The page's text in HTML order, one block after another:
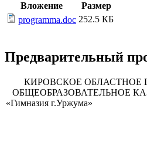
Вложение
Размер
programma.doc 252.5 КБ
Предварительный
КИРОВСКОЕ ОБЛАСТНОЕ
ОБЩЕОБРАЗОВАТЕЛЬНОЕ
«Гимназия